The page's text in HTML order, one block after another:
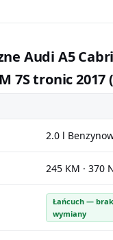
Audi A5
7S tronic 2017
2.0 l
245 KM · 370
Łańcuch —
wymiany